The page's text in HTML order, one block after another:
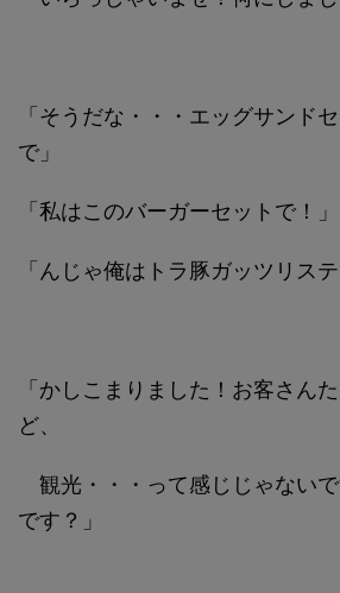
「そうだな・・・エッグサンド
で」
「私はこのバーガーセットで！」
「んじゃ俺はトラ豚ガッツリステ
「かしこまりました！お客さん
ど、
観光・・・って感じじゃない
です？」